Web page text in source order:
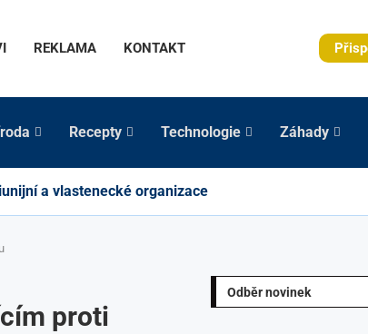
REKLAMA KONTAKT
Recepty Technologie Záhady
a vlastenecké organizace
proti
Odběr novinek